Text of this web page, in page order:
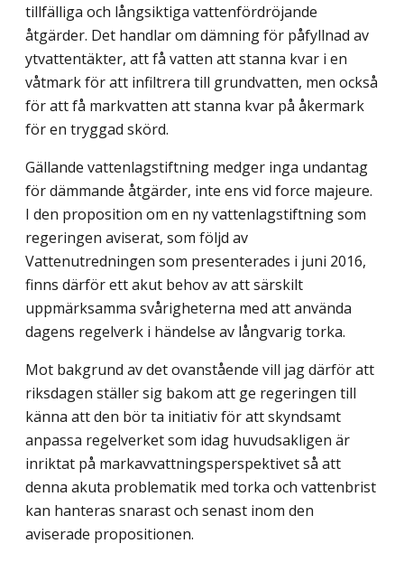
tillfälliga och långsiktiga vattenfördröjande
åtgärder. Det handlar om dämning för påfyllnad av
ytvattentäkter, att få vatten att stanna kvar i en
våtmark för att infiltrera till grundvatten, men också
för att få markvatten att stanna kvar på åkermark
för en tryggad skörd.
Gällande vattenlagstiftning medger inga undantag
för dämmande åtgärder, inte ens vid force majeure.
I den proposition om en ny vattenlagstiftning som
regeringen aviserat, som följd av
Vattenutredningen som presenterades i juni 2016,
finns därför ett akut behov av att särskilt
uppmärksamma svårigheterna med att använda
dagens regelverk i händelse av långvarig torka.
Mot bakgrund av det ovanstående vill jag därför att
riksdagen ställer sig bakom att ge regeringen till
känna att den bör ta initiativ för att skyndsamt
anpassa regelverket som idag huvudsakligen är
inriktat på markavvattningsperspektivet så att
denna akuta problematik med torka och vattenbrist
kan hanteras snarast och senast inom den
aviserade propositionen.